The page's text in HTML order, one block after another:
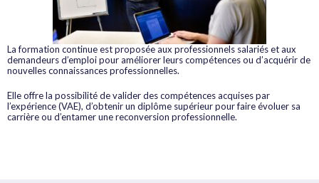
La formation continue est proposée aux professionnels salariés et aux
demandeurs d’emploi pour améliorer leurs compétences ou d’acquérir de
nouvelles connaissances professionnelles.
Elle offre la possibilité de valider des compétences acquises par
l’expérience (VAE), d’obtenir un diplôme supérieur pour faire évoluer sa
carrière ou d’entamer une reconversion professionnelle.